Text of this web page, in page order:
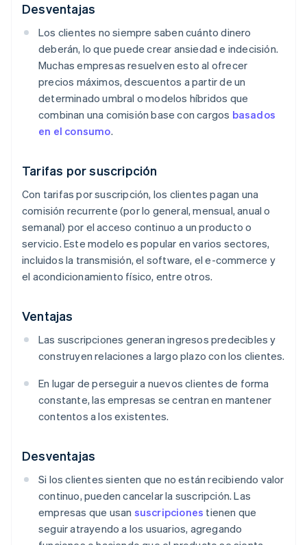
Desventajas
Los clientes no siempre saben cuánto dinero
deberán, lo que puede crear ansiedad e indecisión.
Muchas empresas resuelven esto al ofrecer
precios máximos, descuentos a partir de un
determinado umbral o modelos híbridos que
combinan una comisión base con cargos basados
en el consumo.
Tarifas por suscripción
Con tarifas por suscripción, los clientes pagan una
comisión recurrente (por lo general, mensual, anual o
semanal) por el acceso continuo a un producto o
servicio. Este modelo es popular en varios sectores,
incluidos la transmisión, el software, el e-commerce y
el acondicionamiento físico, entre otros.
Ventajas
Las suscripciones generan ingresos predecibles y
construyen relaciones a largo plazo con los clientes.
En lugar de perseguir a nuevos clientes de forma
constante, las empresas se centran en mantener
contentos a los existentes.
Desventajas
Si los clientes sienten que no están recibiendo valor
continuo, pueden cancelar la suscripción. Las
empresas que usan suscripciones tienen que
seguir atrayendo a los usuarios, agregando